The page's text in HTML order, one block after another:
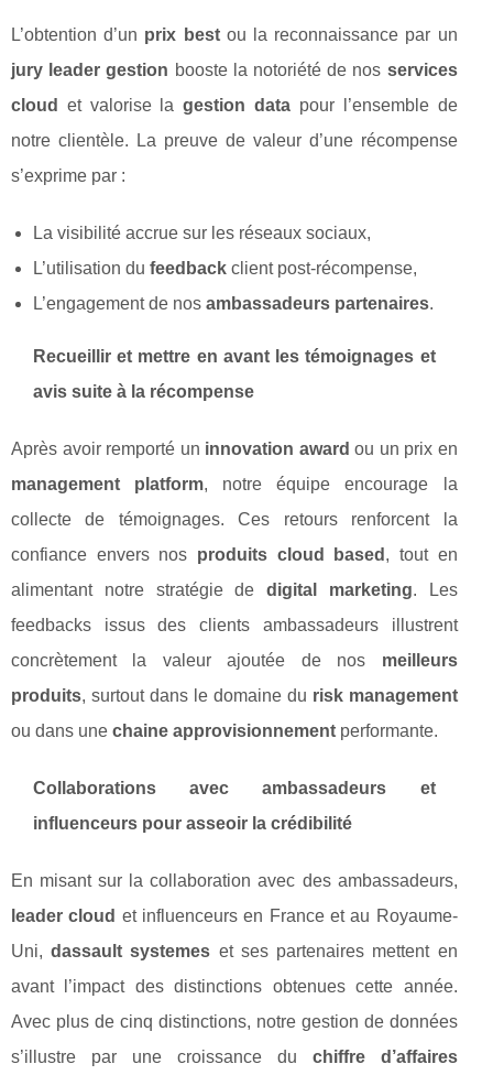
L’obtention d’un prix bestou la reconnaissance par un
jury leader gestion booste la notoriété de nos services
cloud
et valorise lagestion data pour l’ensemble de
notre clientèle. La preuve de valeur d’une récompense
s’exprime par :
La visibilité accrue sur les réseaux sociaux,
L’utilisation du feedback client post-récompense,
L’engagement de nos ambassadeurs partenaires.
Recueillir et mettre en avant les témoignages et
avis suite à la récompense
Après avoir remporté un innovation award ou un prix en
management platform, notre équipe encourage la
collecte de témoignages. Ces retours renforcent la
confiance envers nos produits cloud based , tout en
alimentant notre stratégie dedigital marketing. Les
feedbacks issus des clients ambassadeurs illustrent
concrètement la valeur ajoutée de nos meilleurs
produits, surtout dans le domaine du risk management
ou dans une chaine approvisionnement performante.
Collaborations avec ambassadeurs et
influenceurs pour asseoir la crédibilité
En misant sur la collaboration avec des ambassadeurs,
leader cloud et influenceurs en France et au Royaume-
Uni,dassault systemes et ses partenaires mettent en
avant l’impact des distinctions obtenues cette année.
Avec plus de cinq distinctions, notre gestion de données
s’illustre par une croissance du chiffre d’affaires